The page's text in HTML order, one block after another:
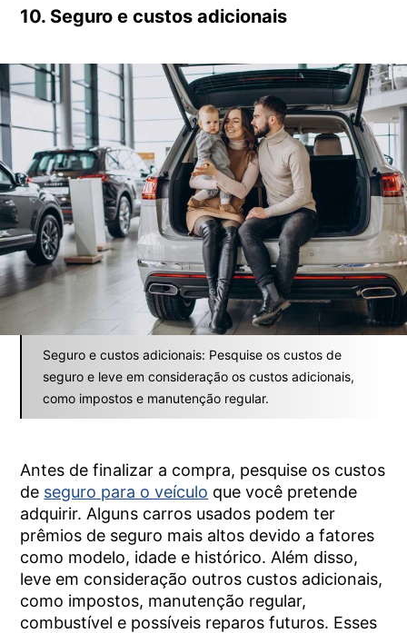
10. Seguro e custos adicionais
Seguro e custos adicionais: Pesquise os custos de
seguro e leve em consideração os custos adicionais,
como impostos e manutenção regular.
Antes de finalizar a compra, pesquise os custos
de seguro para o veículo que você pretende
adquirir. Alguns carros usados podem ter
prêmios de seguro mais altos devido a fatores
como modelo, idade e histórico. Além disso,
leve em consideração outros custos adicionais,
como impostos, manutenção regular,
combustível e possíveis reparos futuros. Esses